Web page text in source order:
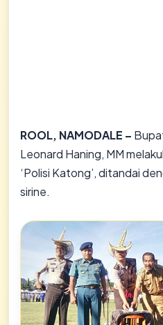
ROOL, NAMODALE –
Leonard Haning, MM
‘Polisi Katong’, ditandai
sirine.